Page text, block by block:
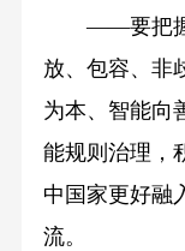
——要把握
放、包容、非
为本、智能向
能规则治理，
中国家更好融
流。